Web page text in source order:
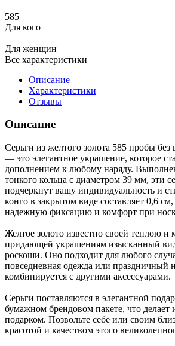
—
585
Для кого
—
Для женщин
Все характеристики
Описание
Характеристики
Отзывы
Описание
Серьги из желтого золота 585 пробы без
— это элегантное украшение, которое
дополнением к любому наряду.
тонкого кольца с диаметром 39 мм, эти
подчеркнут вашу индивидуальность и
конго в закрытом виде составляет 0,6
надежную фиксацию и комфорт при
Желтое золото известно своей теплою и
придающей украшениям изысканный
роскоши. Оно подходит для любого
повседневная одежда или праздничный
комбинируется с другими аксессуарами.
Серьги поставляются в элегантной
бумажном брендовом пакете, что
подарком. Позвольте себе или своим
красотой и качеством этого